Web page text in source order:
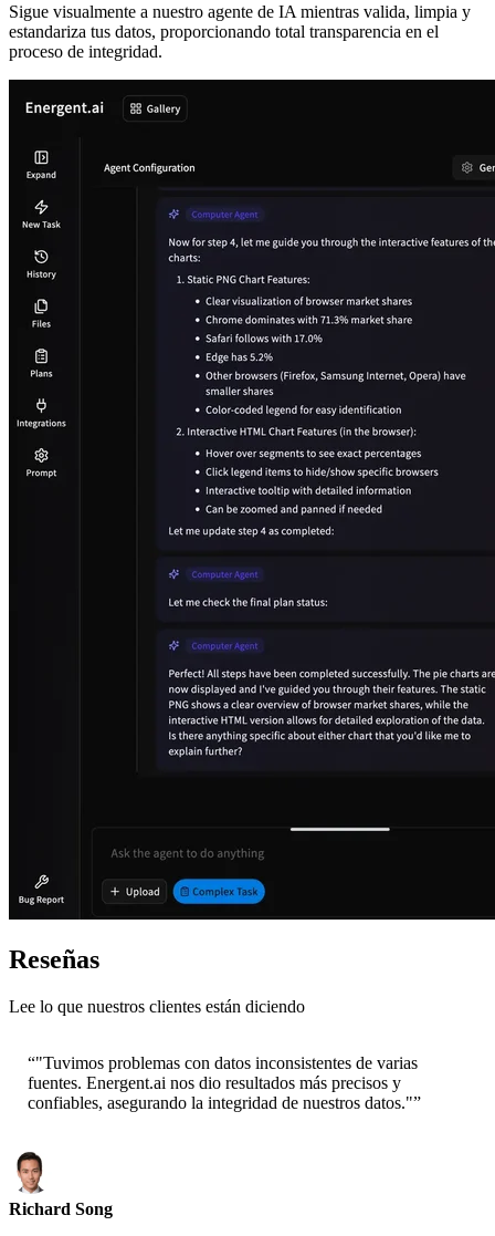
Sigue visualmente a nuestro agente de IA mientras valida, limpia y
estandariza tus datos, proporcionando total transparencia en el
proceso de integridad.
Reseñas
Lee lo que nuestros clientes están diciendo
“"Tuvimos problemas con datos inconsistentes de varias
fuentes. Energent.ai nos dio resultados más precisos y
confiables, asegurando la integridad de nuestros datos."”
Richard Song